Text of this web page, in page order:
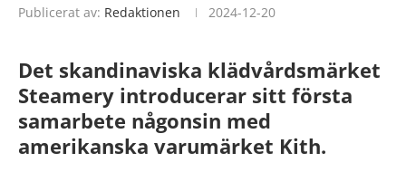
Publicerat av: Redaktionen 2024-12-20
Det skandinaviska klädvårdsmärket
Steamery introducerar sitt första
samarbete någonsin med
amerikanska varumärket Kith.